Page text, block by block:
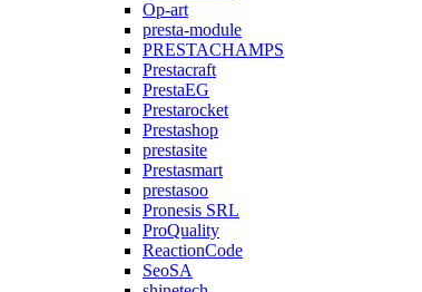
Op-art
presta-module
PRESTACHAMPS
Prestacraft
PrestaEG
Prestarocket
Prestashop
prestasite
Prestasmart
prestasoo
Pronesis SRL
ProQuality
ReactionCode
SeoSA